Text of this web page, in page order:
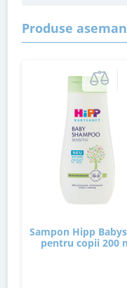
Produse
Sampon Hipp
pentru copii 200